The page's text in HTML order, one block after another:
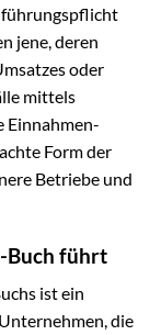
jene, deren
oder
mittels
Einnahmen-
Form der
Betriebe und
Buch führt
ist ein
die